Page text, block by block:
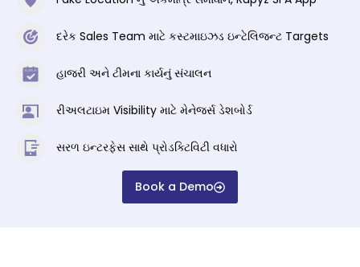
દરેક Sales Team માટે કસ્ટમાઇઝડ ઇન્ટેલિજન્ટ Targets
હાજરી અને ટીમના કાર્યનું સંચાલન
રીઅલટાઇમ Visibility માટે મેનેજર્સ ડેશબોર્ડ
સરળ ઇન્ટરફેસ સાથે પ્રોડક્ટિવિટી વધારો
Book a Demo